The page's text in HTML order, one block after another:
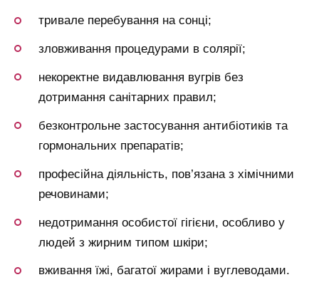
тривале перебування на сонці;
зловживання процедурами в солярії;
некоректне видавлювання вугрів без
дотримання санітарних правил;
безконтрольне застосування антибіотиків та
гормональних препаратів;
професійна діяльність, пов’язана з хімічними
речовинами;
недотримання особистої гігієни, особливо у
людей з жирним типом шкіри;
вживання їжі, багатої жирами і вуглеводами.